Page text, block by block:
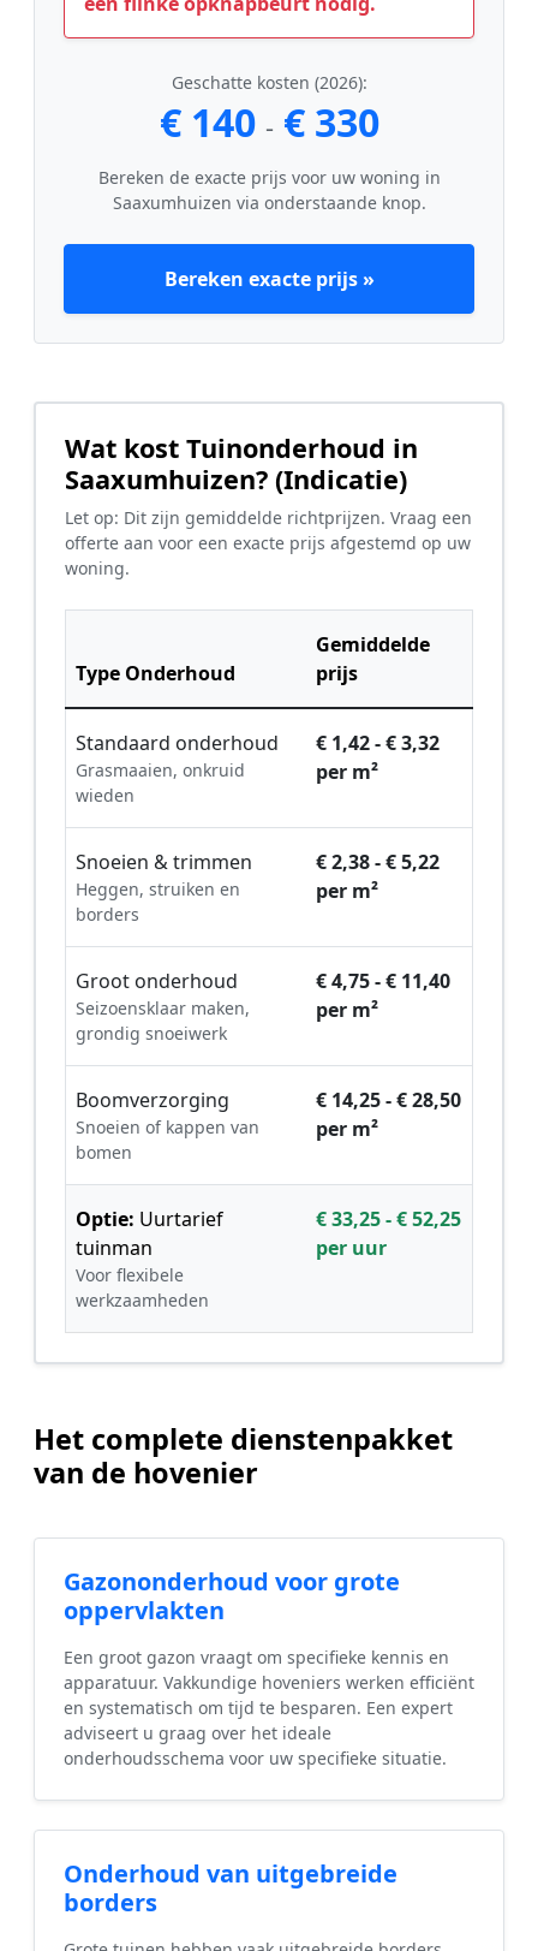
Geschatte kosten (2026):
€ 140 - € 330
Bereken de exacte prijs voor uw woning in
Saaxumhuizen via onderstaande knop.
Bereken exacte prijs »
Wat kost Tuinonderhoud in
Saaxumhuizen? (Indicatie)
Let op: Dit zijn gemiddelde richtprijzen. Vraag een
offerte aan voor een exacte prijs afgestemd op uw
woning.
Type Onderhoud
Gemiddelde
prijs
Standaard onderhoud
Grasmaaien, onkruid
wieden
€ 1,42 - € 3,32
per m²
Snoeien & trimmen
Heggen, struiken en
borders
€ 2,38 - € 5,22
per m²
Groot onderhoud
Seizoensklaar maken,
grondig snoeiwerk
€ 4,75 - € 11,40
per m²
Boomverzorging
Snoeien of kappen van
bomen
€ 14,25 - € 28,50
per m²
Optie: Uurtarief
tuinman
Voor flexibele
werkzaamheden
€ 33,25 - € 52,25
per uur
Het complete dienstenpakket
van de hovenier
Gazononderhoud voor grote
oppervlakten
Een groot gazon vraagt om specifieke kennis en
apparatuur. Vakkundige hoveniers werken efficiënt
en systematisch om tijd te besparen. Een expert
adviseert u graag over het ideale
onderhoudsschema voor uw specifieke situatie.
Onderhoud van uitgebreide
borders